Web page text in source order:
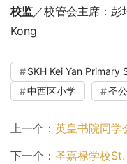
校监／校管会主席：
Kong
SKH Kei Yan Primary
中西区小学
圣
上一个： 英皇书院同学会小学
下一个： 圣嘉禄学校